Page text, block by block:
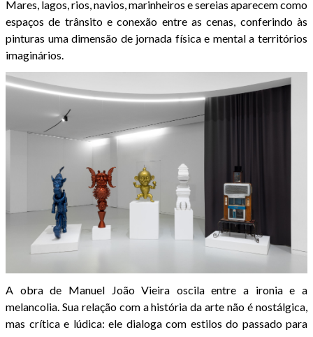
Mares, lagos, rios, navios, marinheiros e sereias aparecem como
espaços de trânsito e conexão entre as cenas, conferindo às
pinturas uma dimensão de jornada física e mental a territórios
imaginários.
A obra de Manuel João Vieira oscila entre a ironia e a
melancolia. Sua relação com a história da arte não é nostálgica,
mas crítica e lúdica: ele dialoga com estilos do passado para